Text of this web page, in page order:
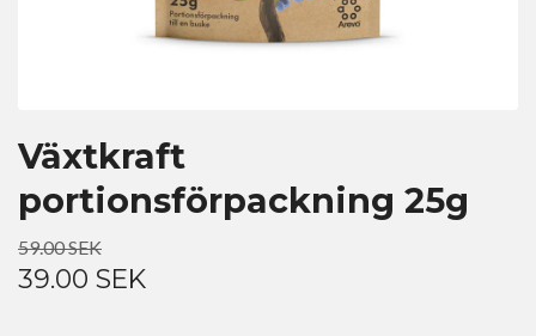
Växtkraft
portionsförpackning 25g
59.00 SEK
39.00 SEK